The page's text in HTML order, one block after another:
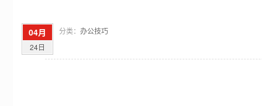
04月
24日
分类： 办公技巧